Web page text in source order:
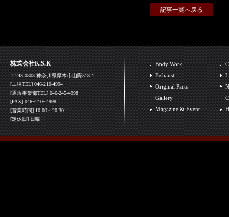
記事一覧へ戻る
株式会社K.S.K
〒243-0803 神奈川県厚木市山際518-1
[工場TEL] 046-210-4994
[通販事業部TEL] 046-245-4998
[FAX] 046−210−4998
[営業時間] 10:00～20:30
[定休日] 日曜
Body Work
Exhaust
Original Parts
Gallery
Magazine & Event